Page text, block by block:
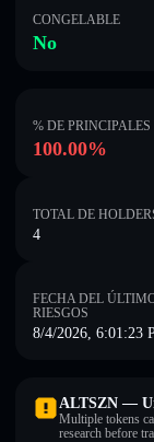
CONGELABLE
No
% DE PRINCIPALES
100.00%
TOTAL DE
4
FECHA DEL
RIESGOS
8/4/2026, 6:01:23
ALTSZN —
Multiple tokens
research before